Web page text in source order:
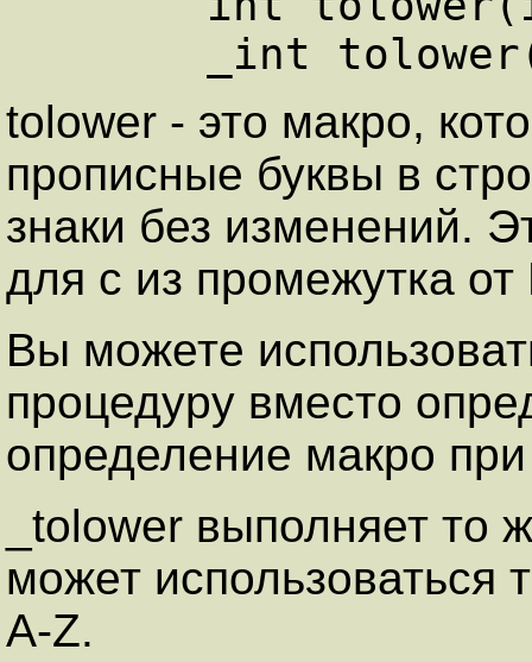
tolower - это макро,
прописные буквы в
знаки без изменений.
для c из промежутка
Вы можете
процедуру вместо
определение макро
_tolower выполняет то
может использоваться
A-Z.